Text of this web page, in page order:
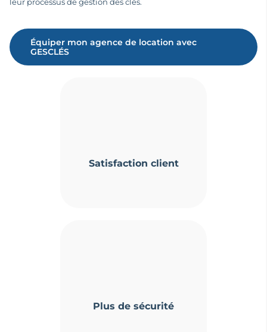
Équiper mon agence de location avec
GESCLÉS
Satisfaction client
Plus de sécurité